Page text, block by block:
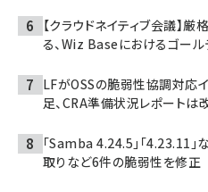
【クラウドネイティブ会議】
る、Wiz Baseにおけるゴー
LFがOSSの脆弱性協調対応
足、CRA準備状況レポートは
「Samba 4.24.5」「4.23.11
取りなど6件の脆弱性を修正